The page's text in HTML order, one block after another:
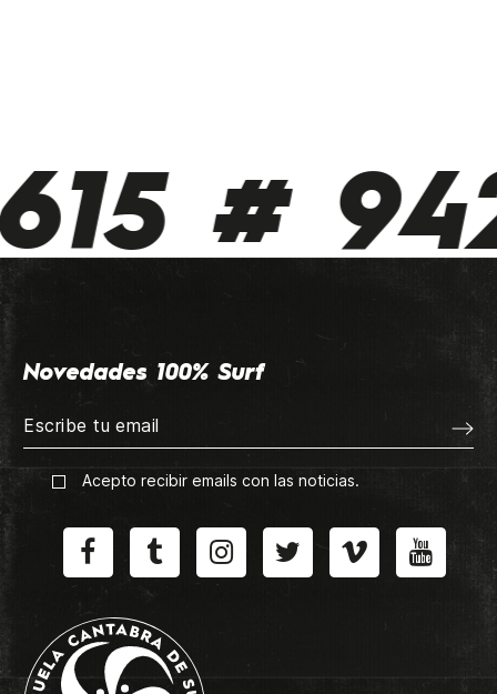
#
Novedades 100% Surf
Acepto recibir emails con las noticias.